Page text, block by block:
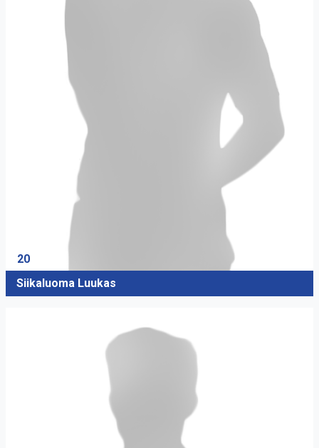
20
Siikaluoma Luukas